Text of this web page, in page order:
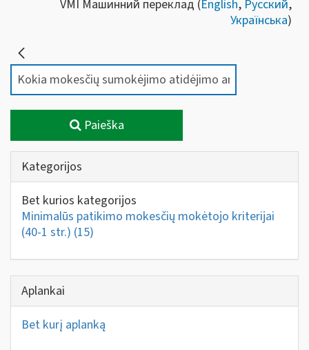
VMI Машинний переклад (English, Русский,
Українська)
Paieška
Kategorijos
Bet kurios kategorijos
Minimalūs patikimo mokesčių mokėtojo kriterijai
(40-1 str.) (15)
Aplankai
Bet kurį aplanką